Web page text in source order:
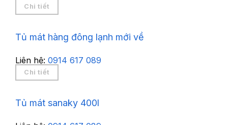
Chi tiết
Tủ mát hàng đông lạnh mới về
Liên hệ: 0914 617 089
Chi tiết
Tủ mát sanaky 400l